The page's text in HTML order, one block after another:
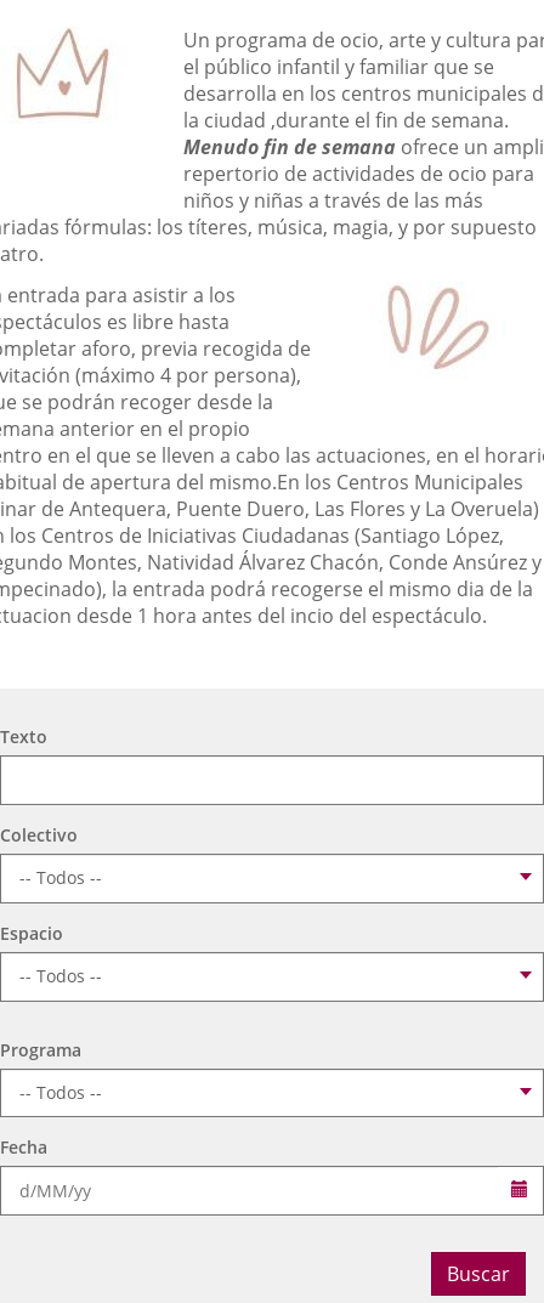
una
aplicación
externa.
una
aplicación
externa.
una
Un programa de ocio, arte y cultura
el público infantil y familiar que se
desarrolla en los centros municipales
la ciudad ,durante el fin de semana.
Menudo fin de semana ofrece un
repertorio de actividades de ocio para
niños y niñas a través de las más
fórmulas: los títeres, música, magia, y por supuesto
entrada para asistir a los
es libre hasta
aforo, previa recogida de
(máximo 4 por persona),
se podrán recoger desde la
anterior en el propio
en el que se lleven a cabo las actuaciones, en el
de apertura del mismo.En los Centros Municipales
de Antequera, Puente Duero, Las Flores y La Overuela)
los Centros de Iniciativas Ciudadanas (Santiago López,
Montes, Natividad Álvarez Chacón, Conde Ansúrez y
la entrada podrá recogerse el mismo dia de la
desde 1 hora antes del incio del espectáculo.
Búsqueda
Texto
Colectivo
Espacio
Programa
Fecha
Buscar